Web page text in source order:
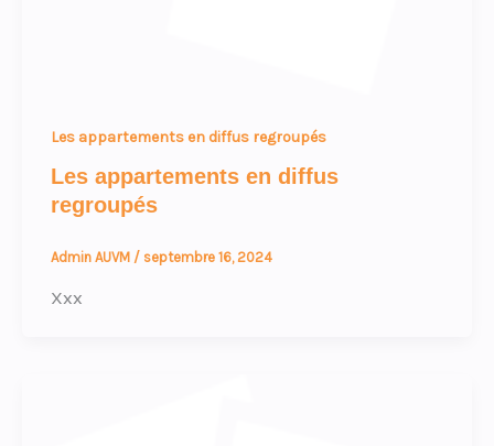
Les appartements en diffus regroupés
Les appartements en diffus
regroupés
Admin AUVM / septembre 16, 2024
Xxx